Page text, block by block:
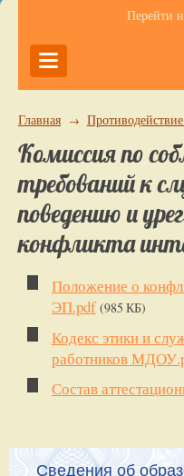
Перейти
Главная →
Комиссия по
требований к
поведению и
конфликта
Положение о
ЭП.pdf (985 КБ)
Кодекс этики и
работников
Состав
Сведения об